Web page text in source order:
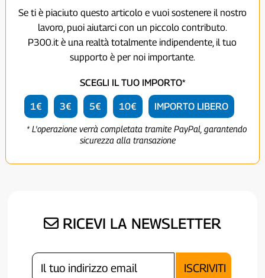
Se ti è piaciuto questo articolo e vuoi sostenere il nostro
lavoro, puoi aiutarci con un piccolo contributo.
P300.it è una realtà totalmente indipendente, il tuo
supporto è per noi importante.
SCEGLI IL TUO IMPORTO*
1€ 3€ 5€ 10€ IMPORTO LIBERO
* L'operazione verrà completata tramite PayPal, garantendo
sicurezza alla transazione
RICEVI LA NEWSLETTER